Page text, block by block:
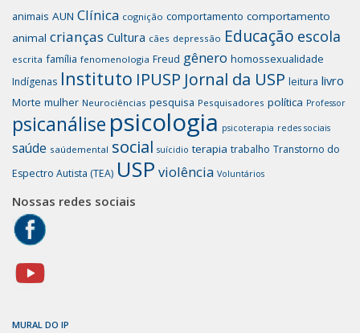
animais AUN Clínica cognição comportamento comportamento
animal crianças Cultura cães depressão Educação escola
escrita família fenomenologia Freud gênero homossexualidade
Indígenas Instituto IPUSP Jornal da USP leitura livro
Morte mulher Neurociências pesquisa Pesquisadores política Professor
psicanálise psicologia psicoterapia redes sociais
saúde saúdemental social suícidio terapia trabalho Transtorno do
Espectro Autista (TEA) USP violência Voluntários
Nossas redes sociais
MURAL DO IP